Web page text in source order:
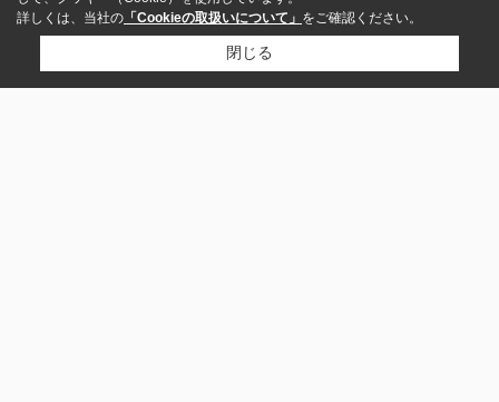
詳しくは、当社の 「Cookieの取扱いについて」 をご確認ください。
閉じる